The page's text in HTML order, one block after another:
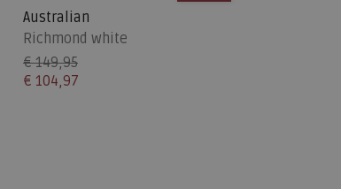
Australian
Richmond white
€ 149,95
€ 104,97